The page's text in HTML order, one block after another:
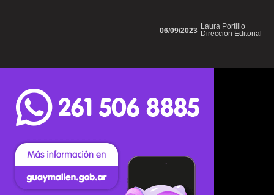
Laura Portillo
Direccion Editorial
06/09/2023